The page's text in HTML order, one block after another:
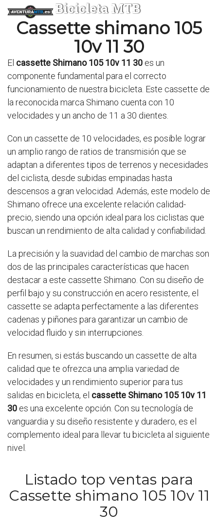
Bicicleta MTB
Cassette shimano 105
10v 11 30
El cassette Shimano 105 10v 11 30 es un
componente fundamental para el correcto
funcionamiento de nuestra bicicleta. Este cassette de
la reconocida marca Shimano cuenta con 10
velocidades y un ancho de 11 a 30 dientes.
Con un cassette de 10 velocidades, es posible lograr
un amplio rango de ratios de transmisión que se
adaptan a diferentes tipos de terrenos y necesidades
del ciclista, desde subidas empinadas hasta
descensos a gran velocidad. Además, este modelo de
Shimano ofrece una excelente relación calidad-
precio, siendo una opción ideal para los ciclistas que
buscan un rendimiento de alta calidad y confiabilidad.
La precisión y la suavidad del cambio de marchas son
dos de las principales características que hacen
destacar a este cassette Shimano. Con su diseño de
perfil bajo y su construcción en acero resistente, el
cassette se adapta perfectamente a las diferentes
cadenas y piñones para garantizar un cambio de
velocidad fluido y sin interrupciones.
En resumen, si estás buscando un cassette de alta
calidad que te ofrezca una amplia variedad de
velocidades y un rendimiento superior para tus
salidas en bicicleta, el cassette Shimano 105 10v 11
30 es una excelente opción. Con su tecnología de
vanguardia y su diseño resistente y duradero, es el
complemento ideal para llevar tu bicicleta al siguiente
nivel.
Listado top ventas para
Cassette shimano 105 10v 11
30